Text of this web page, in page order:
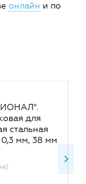
онлайн и по
для
стальная
мм, 38 мм